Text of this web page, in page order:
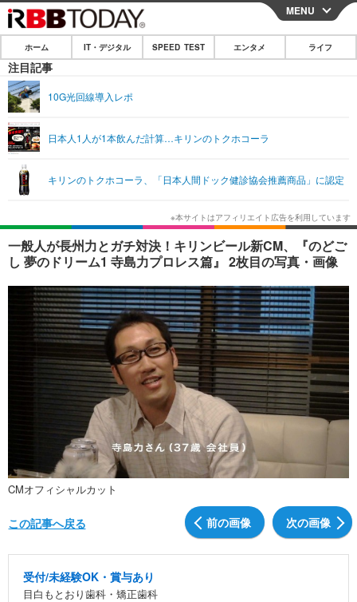
CLOSE
ホーム
IT・デジタル
ショッピング その他
SPEED TEST
エンタメ
エンタメTOP 映画・ドラマ
韓国・芸能
音楽 スポーツ
ショッピング その他
ライフ
ライフTOP グルメ
ペット ショッピング
その他
リリース一覧
プッシュ通知の停止方法
MENU
ホーム IT・デジタル SPEED TEST エンタメ ライフ
注目記事
10G光回線導入レポ
日本人1人が1本飲んだ計算…キリンのトクホコーラ
キリンのトクホコーラ、「日本人間ドック健診協会推薦商品」に認定
一般人が長州力とガチ対決！キリンビール新CM、『のどご
し 夢のドリーム1 寺島力プロレス篇』 2枚目の写真・画像
CMオフィシャルカット
前の画像 次の画像
この記事へ戻る
受付/未経験OK・賞与あり
目白もとおり歯科・矯正歯科